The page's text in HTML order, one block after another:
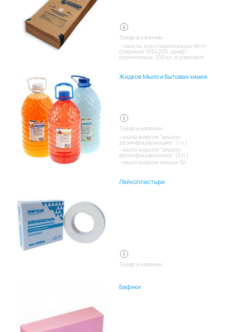
Товар в наличии:
пакеты для стерилизации пбсп-
стеримаг 100х200, крафт
коричневые, 100 шт. в упаковке
Жидкое Мыло и бытовая химия
Товар в наличии:
мыло жидкое "альхон
дезинфицирующее" (1 л.)
мыло жидкое "альхон
дезинфицирующее" (5 л.)
мыло жидкое альхон 5л
Лейкопластыри
Товар в наличии
Бафики